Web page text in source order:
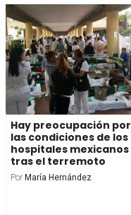
Hay preocupación por
las condiciones de los
hospitales mexicanos
tras el terremoto
Por María Hernández